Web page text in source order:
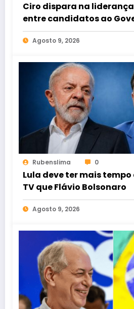
Ciro dispara na
entre candidatos ao
Ceará
Agosto 9, 2026
Rubenslima 0
Lula deve ter mais tempo
TV que Flávio Bolsonaro
Agosto 9, 2026